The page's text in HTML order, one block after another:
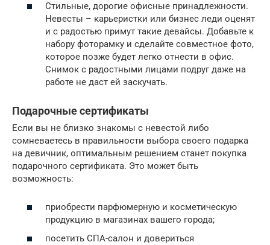
Стильные, дорогие офисные принадлежности.
Невесты – карьеристки или бизнес леди оценят
и с радостью примут такие девайсы. Добавьте к
набору фоторамку и сделайте совместное фото,
которое позже будет легко отнести в офис.
Снимок с радостными лицами подруг даже на
работе не даст ей заскучать.
Подарочные сертификаты
Если вы не близко знакомы с невестой либо
сомневаетесь в правильности выбора своего подарка
на девичник, оптимальным решением станет покупка
подарочного сертификата. Это может быть
возможность:
приобрести парфюмерную и косметическую
продукцию в магазинах вашего города;
посетить СПА-салон и довериться